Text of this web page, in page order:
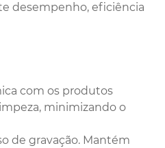
desempenho, eficiência
com os produtos
minimizando o
de gravação. Mantém